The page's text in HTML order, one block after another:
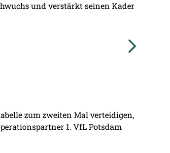
und verstärkt seinen Kader
zum zweiten Mal verteidigen,
1. VfL Potsdam